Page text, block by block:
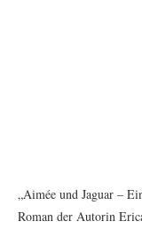
„Aimée und Jaguar –
Roman der Autorin